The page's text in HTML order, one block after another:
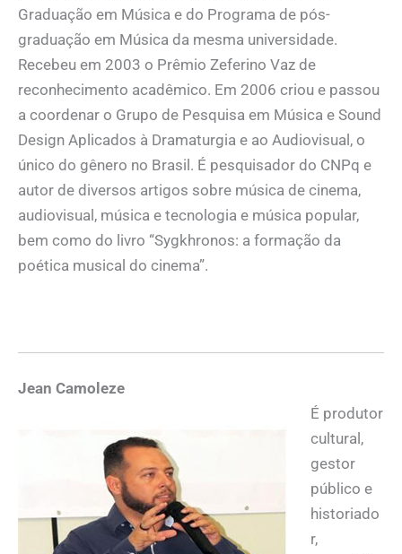
Graduação em Música e do Programa de pós-
graduação em Música da mesma universidade.
Recebeu em 2003 o Prêmio Zeferino Vaz de
reconhecimento acadêmico. Em 2006 criou e passou
a coordenar o Grupo de Pesquisa em Música e Sound
Design Aplicados à Dramaturgia e ao Audiovisual, o
único do gênero no Brasil. É pesquisador do CNPq e
autor de diversos artigos sobre música de cinema,
audiovisual, música e tecnologia e música popular,
bem como do livro “Sygkhronos: a formação da
poética musical do cinema”.
Jean Camoleze
É produtor
cultural,
gestor
público e
historiado
r,